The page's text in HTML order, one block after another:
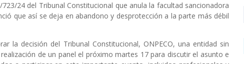
723/24 del Tribunal Constitucional que anula la facultad sancionadora
que así se deja en abandono y desprotección a la parte más débil
la decisión del Tribunal Constitucional, ONPECO, una entidad sin
de un panel el próximo martes 17 para discutir el asunto e